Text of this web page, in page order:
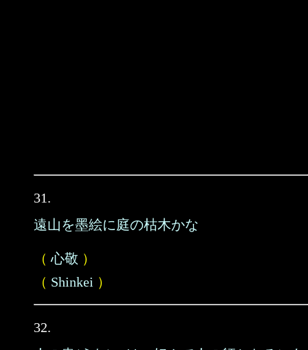
31.
遠山を墨絵に庭の枯木かな
（心敬 ）
（ Shinkei ）
32.